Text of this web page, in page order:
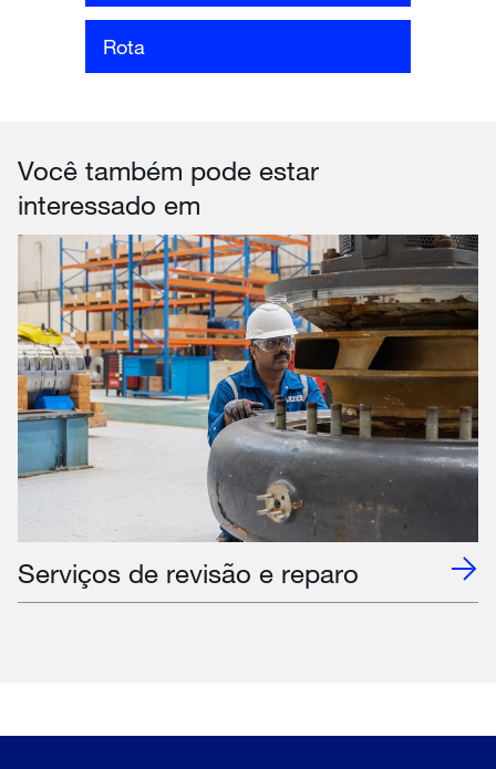
Rota
Você também pode estar
interessado em
Serviços de revisão e reparo